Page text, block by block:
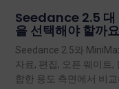
Seedance 2.5 대
을 선택해야 할까
Seedance 2.5와
자료, 편집, 오픈 웨이트,
합한 용도 측면에서 비교